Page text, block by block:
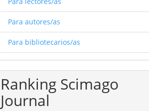
Para autores/as
Para bibliotecarios/as
Ranking Scimago
Journal